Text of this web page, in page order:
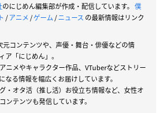
のにじめん編集部が作成・配信しています。 僕
/アニメ/ゲーム/ニュース の最新情報はリンク
コンテンツや、声優・舞台・俳優などの情
ア「にじめん」。
ニメやキャラクター作品、VTuberなどストリー
る情報を幅広くお届けしています。
・オタ活（推し活）お役立ち情報など、女性オ
ンテンツも発信しています。